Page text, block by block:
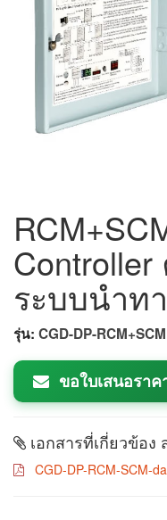
ระบบนำท
รุ่น: CGD-DP-RCM+SCM
ขอใบเสนอราค
เอกสารที่เกี่ยวข้อ
CGD-DP-RCM-SCM-